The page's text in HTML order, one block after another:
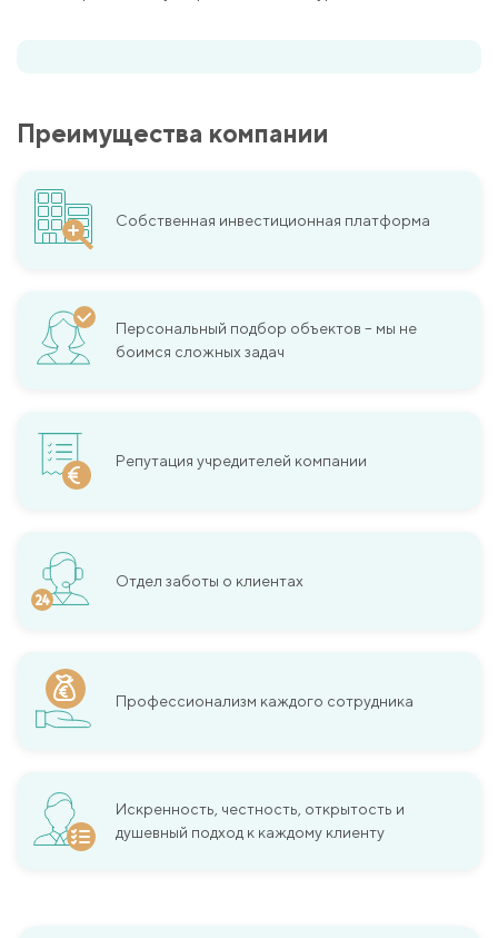
Преимущества компании
Собственная инвестиционная платформа
Персональный подбор объектов – мы не
боимся сложных задач
Репутация учредителей компании
Отдел заботы о клиентах
Профессионализм каждого сотрудника
Искренность, честность, открытость и
душевный подход к каждому клиенту